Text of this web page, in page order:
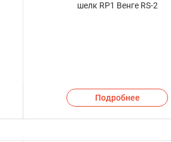
шелк RP1 Венге RS-2
Подробнее